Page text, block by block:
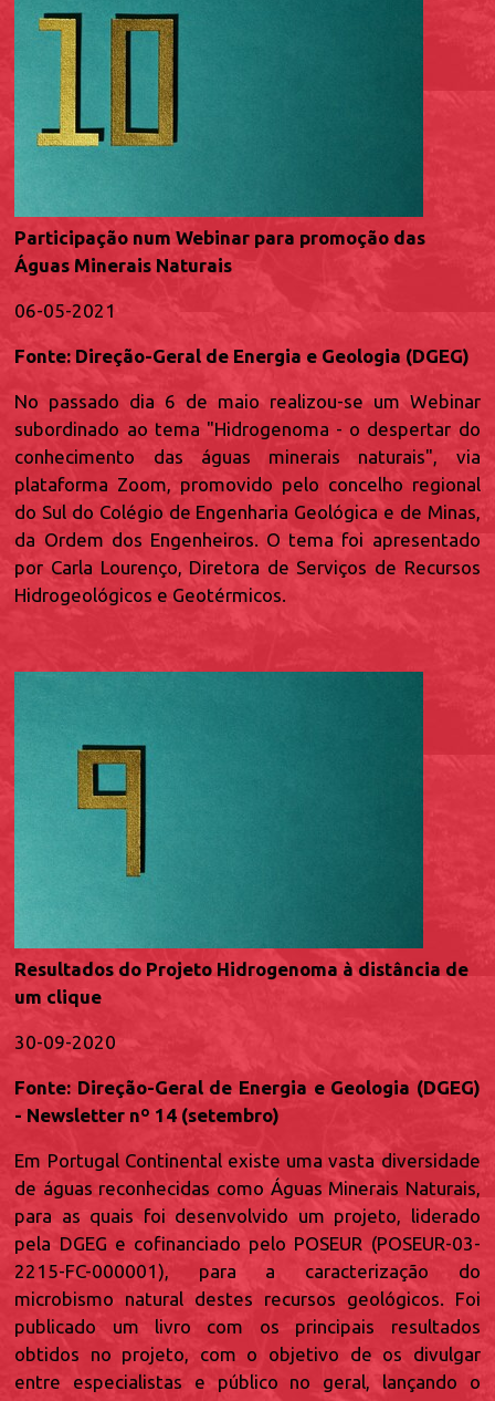
Participação num Webinar para promoção das
Águas Minerais Naturais
06-05-2021
Fonte: Direção-Geral de Energia e Geologia (DGEG)
No passado dia 6 de maio realizou-se um Webinar
subordinado ao tema "Hidrogenoma - o despertar do
conhecimento das águas minerais naturais", via
plataforma Zoom, promovido pelo concelho regional
do Sul do Colégio de Engenharia Geológica e de Minas,
da Ordem dos Engenheiros. O tema foi apresentado
por Carla Lourenço, Diretora de Serviços de Recursos
Hidrogeológicos e Geotérmicos.
Resultados do Projeto Hidrogenoma à distância de
um clique
30-09-2020
Fonte: Direção-Geral de Energia e Geologia (DGEG)
- Newsletter nº 14 (setembro)
Em Portugal Continental existe uma vasta diversidade
de águas reconhecidas como Águas Minerais Naturais,
para as quais foi desenvolvido um projeto, liderado
pela DGEG e cofinanciado pelo POSEUR (POSEUR-03-
2215-FC-000001), para a caracterização do
microbismo natural destes recursos geológicos. Foi
publicado um livro com os principais resultados
obtidos no projeto, com o objetivo de os divulgar
entre especialistas e público no geral, lançando o